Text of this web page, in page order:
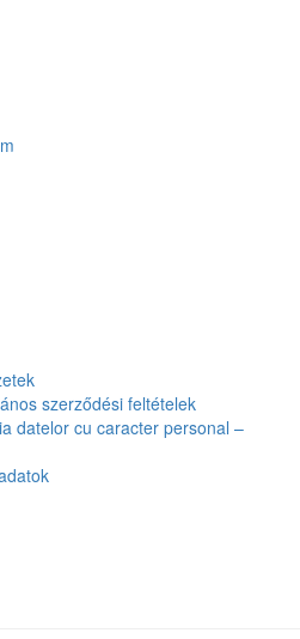
szerződési feltételek
datelor cu caracter personal –